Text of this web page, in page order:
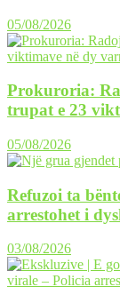
05/08/2026
Prokuroria:
trupat e 23
05/08/2026
Refuzoi ta
arrestohet i
03/08/2026